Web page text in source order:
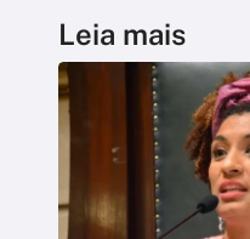
Leia mais